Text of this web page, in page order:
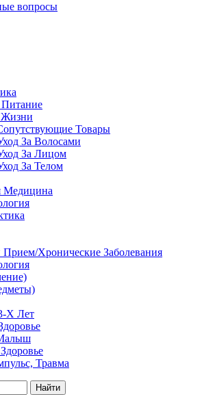
вопросы
Питание
Жизни
Товары
За Волосами
За Лицом
За Телом
Медицина
Прием/Хронические Заболевания
Х Лет
Травма
Найти